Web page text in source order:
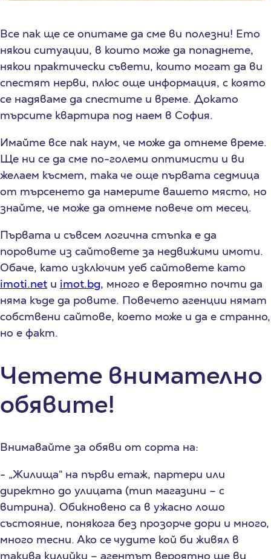
Все пак ще се опитаме да сме ви полезни! Ето
някои ситуации, в които може да попаднете,
някои практически съвети, които могат да ви
спестят нерви, плюс още информация, с която
се надяваме да спестите и време. Докато
търсите квартира под наем в София.
Имайте все пак наум, че може да отнеме време.
Ще ни се да сме по-големи оптимисти и ви
желаем късмет, така че още първата седмица
от търсенето да намерите вашето място, но
знайте, че може да отнеме повече от месец.
Първата и съвсем логична стъпка е да
поровите из сайтовете за недвижими имоти.
Обаче, като изключим уеб сайтовете като
imoti.net и imot.bg, много е вероятно почти да
няма къде да ровите. Повечето агенции нямат
собствени сайтове, което може и да е странно,
но е факт.
Четете внимателно
обявите!
Внимавайте за обяви от сорта на:
- „Жилища“ на първи етаж, партери или
директно до улицата (тип магазини – с
витрина). Обикновено са в ужасно лошо
състояние, понякога без прозорче дори и много,
много тесни. Ако се чудите кой би живял в
такива килийки – агентът вероятно ще ви